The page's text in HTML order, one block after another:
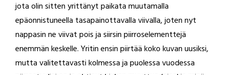
jota olin sitten yrittänyt paikata muutamalla
epäonnistuneella tasapainottavalla viivalla, joten nyt
nappasin ne viivat pois ja siirsin piirroselementtejä
enemmän keskelle. Yritin ensin piirtää koko kuvan uusiksi,
mutta valitettavasti kolmessa ja puolessa vuodessa